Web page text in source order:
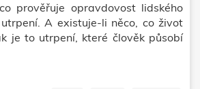
prověřuje opravdovost lidského
A existuje-li něco, co život
je to utrpení, které člověk působí